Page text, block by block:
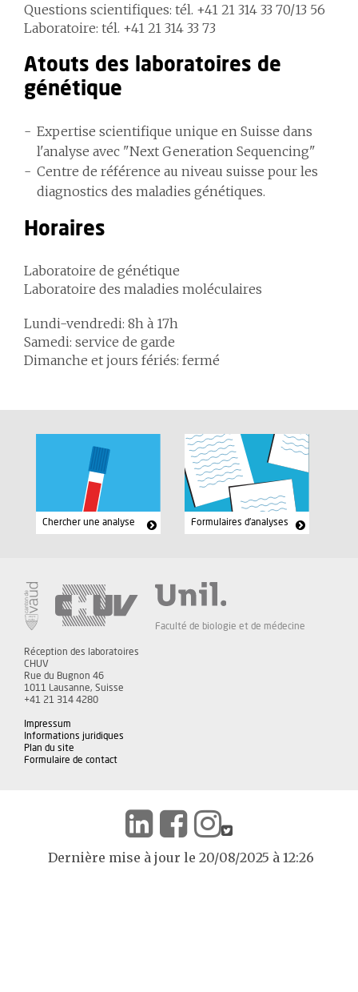
Questions scientifiques: tél. +41 21 314 33 70/13 56
Laboratoire: tél. +41 21 314 33 73
Atouts des laboratoires de
génétique
Expertise scientifique unique en Suisse dans
l'analyse avec "Next Generation Sequencing"
Centre de référence au niveau suisse pour les
diagnostics des maladies génétiques.
Horaires
Laboratoire de génétique
Laboratoire des maladies moléculaires
Lundi-vendredi: 8h à 17h
Samedi: service de garde
Dimanche et jours fériés: fermé
Chercher une analyse Formulaires d'analyses
Faculté de biologie et de médecine
Réception des laboratoires
CHUV
Rue du Bugnon 46
1011 Lausanne, Suisse
+41 21 314 4280
Impressum
Informations juridiques
Plan du site
Formulaire de contact
Dernière mise à jour le 20/08/2025 à 12:26